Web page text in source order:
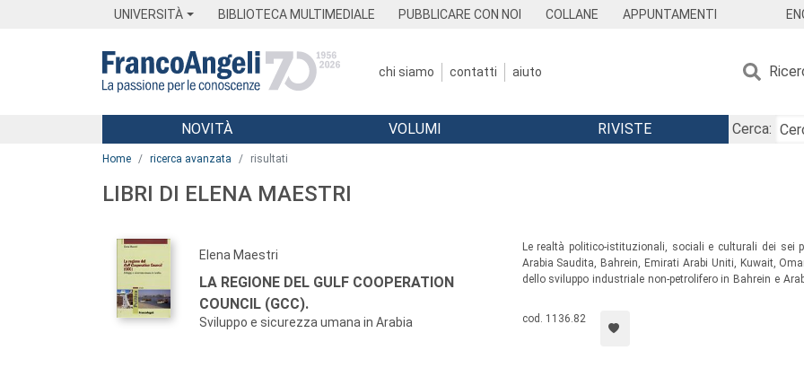
UNIVERSITÀ BIBLIOTECA MULTIMEDIALE PUBBLICARE CON NOI COLLANE APPUNTAMENTI
chi siamo contatti aiuto
Menu
NOVITÀ VOLUMI RIVISTE
Cerca:
Home ricerca avanzata risultati
LIBRI DI ELENA MAESTRI
Elena Maestri
LA REGIONE DEL GULF COOPERATION
COUNCIL (GCC).
Sviluppo e sicurezza umana in Arabia
Le realtà politico-istituzionali, sociali e culturali dei sei
Arabia Saudita, Bahrein, Emirati Arabi Uniti, Kuwait,
dello sviluppo industriale non-petrolifero in Bahrein e
security ) e acquistano una rilevanza senza precedenti.
cod. 1136.82